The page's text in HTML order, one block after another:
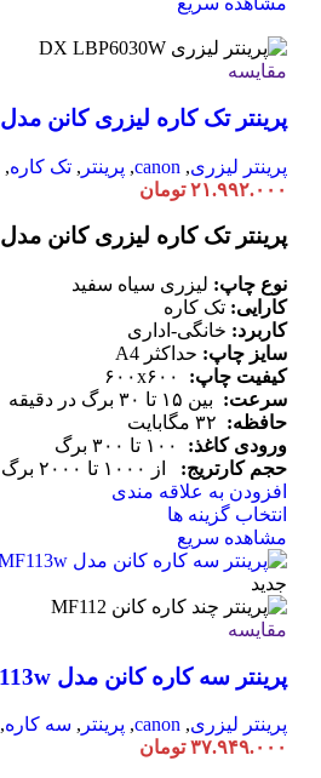
انواع
باشد.
ها
ممکن
در
صفحه
محصول
شوند
مقایسه
پرینتر تک کاره لیزری کانن مدل LBP6030White
پرینتر لیزری,
canon
, پرینتر , تک کاره,
۲۱.۹۹۲.۰۰۰ تومان
پرینتر تک کاره لیزری کانن مدل LBP6030White
نوع چاپ: لیزری سیاه سفید
کارایی: تک کاره
کاربرد: خانگی-اداری
سایز چاپ: حداکثر A4
کیفیت چاپ:
۶۰۰x۶۰۰
سرعت: بین ۱۵ تا ۳۰ برگ در دقیقه
حافظه: ۳۲ مگابایت
ورودی کاغذ:
۱۰۰ تا ۳۰۰ برگ
حجم کارتریج:
از ۱۰۰۰ تا ۲۰۰۰ برگ
افزودن به علاقه مندی
انتخاب گزینه ها
دارای
مختلفی
گزینه
ها
ممکن
است
مشاهده سریع
جدید
مقایسه
پرینتر سه کاره کانن مدل MF113w
پرینتر لیزری,
canon
, پرینتر , سه کاره,
۳۷.۹۴۹.۰۰۰ تومان